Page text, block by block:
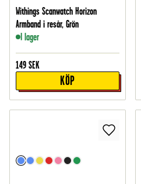
Withings Scanwatch Horizon
Armband i resår, Grön
I lager
149 SEK
KÖP